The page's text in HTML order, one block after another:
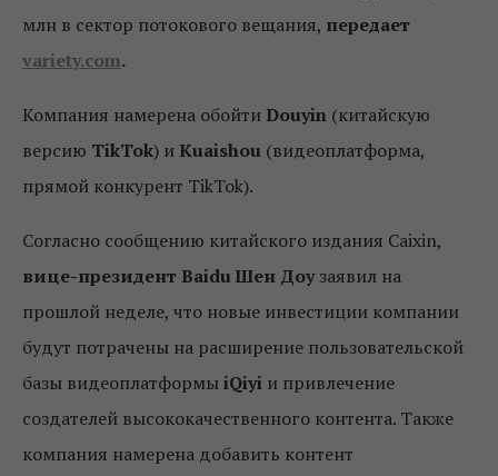
млн в сектор потокового вещания, передает
variety.com.
Компания намерена обойти Douyin (китайскую
версию TikTok) и Kuaishou (видеоплатформа,
прямой конкурент TikTok).
Согласно сообщению китайского издания Caixin,
вице-президент Baidu Шен Доузаявил на
прошлой неделе, что новые инвестиции компании
будут потрачены на расширение пользовательской
базы видеоплатформыiQiyi и привлечение
создателей высококачественного контента. Также
компания намерена добавить контент